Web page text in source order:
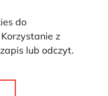
prawa zastrzeżone ©
do
z
lub odczyt.